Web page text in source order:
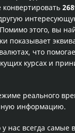
этого, вы
показывает
что
курсах и
реального
информацию.
нас всегда самые